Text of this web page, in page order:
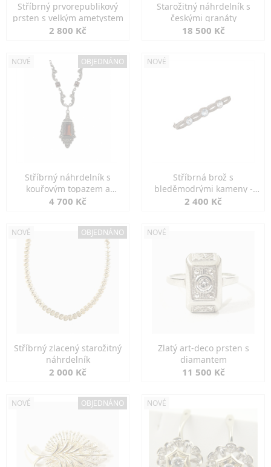
Stříbrný prvorepublikový
prsten s velkým ametystem
2 800 Kč
Starožitný náhrdelník s
českými granáty
18 500 Kč
NOVÉ OBJEDNÁNO
Stříbrný náhrdelník s
kouřovým topazem a
markazity
4 700 Kč
NOVÉ
Stříbrná brož s
bleděmodrými kameny -
jemná elegance
2 400 Kč
NOVÉ OBJEDNÁNO
Stříbrný zlacený starožitný
náhrdelník
2 000 Kč
NOVÉ
Zlatý art-deco prsten s
diamantem
11 500 Kč
NOVÉ OBJEDNÁNO NOVÉ